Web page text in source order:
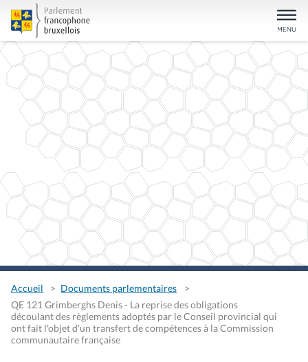
Accueil
Documents parlementaires
QE 121 Grimberghs Denis - La reprise des obligations
découlant des règlements adoptés par le Conseil provincial qui
ont fait l'objet d'un transfert de compétences à la Commission
communautaire française